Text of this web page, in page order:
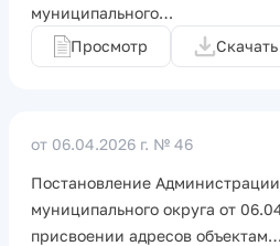
муниципального…
Просмотр
Скачать
от 06.04.2026 г. № 46
Постановление
муниципального округа от
присвоении адресов объектам…